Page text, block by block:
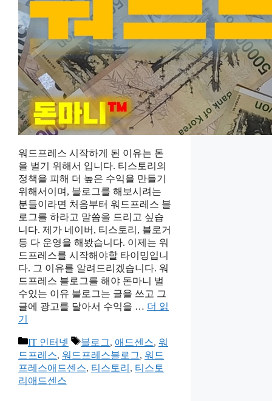
워드프레스 시작하게 된 이유는 돈
을 벌기 위해서 입니다. 티스토리의
정책을 피해 더 높은 수익을 만들기
위해서이며, 블로그를 해보시려는
분들이라면 처음부터 워드프레스 블
로그를 하라고 말씀을 드리고 싶습
니다. 제가 네이버, 티스토리, 블로거
등 다 운영을 해봤습니다. 이제는 워
드프레스를 시작해야할 타이밍입니
다. 그 이유를 알려드리겠습니다. 워
드프레스 블로그를 해야 돈마니 벌
수있는 이유 블로그는 글을 쓰고 그
글에 광고를 달아서 수익을 … 더 읽
기
카
테
고
리
IT 인터넷
태
그
블로그, 애드센스, 워
드프레스, 워드프레스블로그, 워드
프레스애드센스, 티스토리 , 티스토
리애드센스